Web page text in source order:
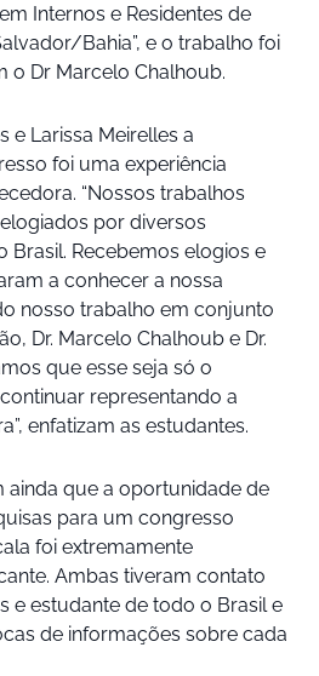
Internos e Residentes de
Bahia”, e o trabalho foi
o Dr Marcelo Chalhoub.
e Larissa Meirelles a
foi uma experiência
“Nossos trabalhos
por diversos
Brasil. Recebemos elogios e
a conhecer a nossa
nosso trabalho em conjunto
Dr. Marcelo Chalhoub e Dr.
que esse seja só o
representando a
enfatizam as estudantes.
ainda que a oportunidade de
para um congresso
foi extremamente
Ambas tiveram contato
e estudante de todo o Brasil e
de informações sobre cada